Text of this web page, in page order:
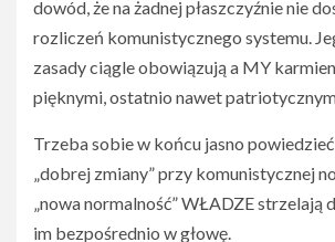
dowód, że na żadnej płaszczyźnie nie
rozliczeń komunistycznego systemu.
zasady ciągle obowiązują a MY
pięknymi, ostatnio nawet
Trzeba sobie w końcu jasno
„dobrej zmiany” przy komunistycznej
„nowa normalność” WŁADZE strzelają
im bezpośrednio w głowę.